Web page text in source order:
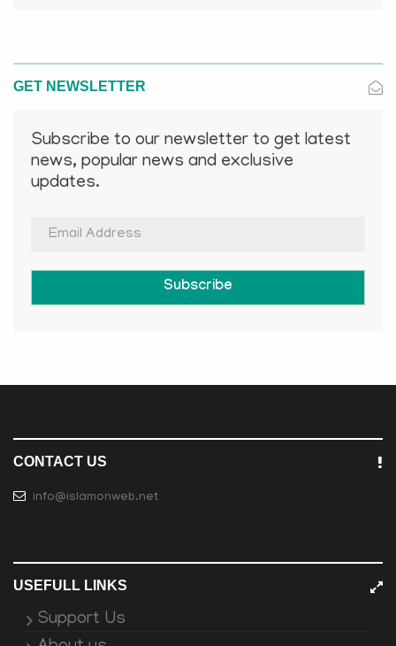
GET NEWSLETTER
Subscribe to our newsletter to get latest
news, popular news and exclusive
updates.
Subscribe
CONTACT US
info@islamonweb.net
USEFULL LINKS
Support Us